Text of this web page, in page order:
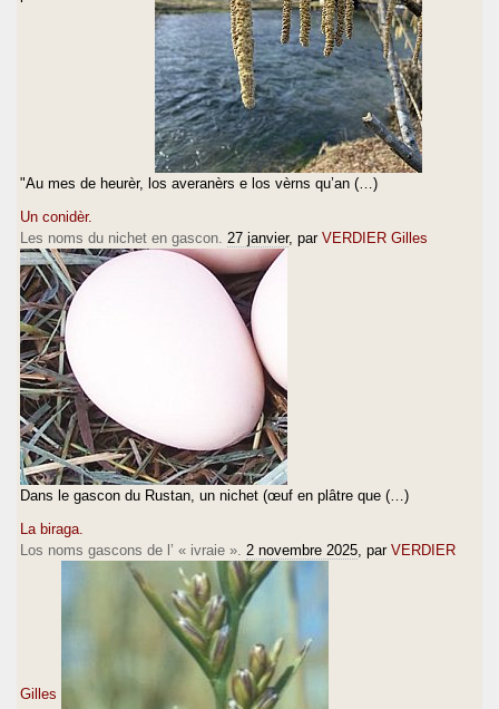
"Au mes de heurèr, los averanèrs e los vèrns qu’an (…)
Un conidèr.
Les noms du nichet en gascon. 27 janvier, par VERDIER Gilles
Dans le gascon du Rustan, un nichet (œuf en plâtre que (…)
La biraga.
Los noms gascons de l’ « ivraie ». 2 novembre 2025 , par VERDIER
Gilles